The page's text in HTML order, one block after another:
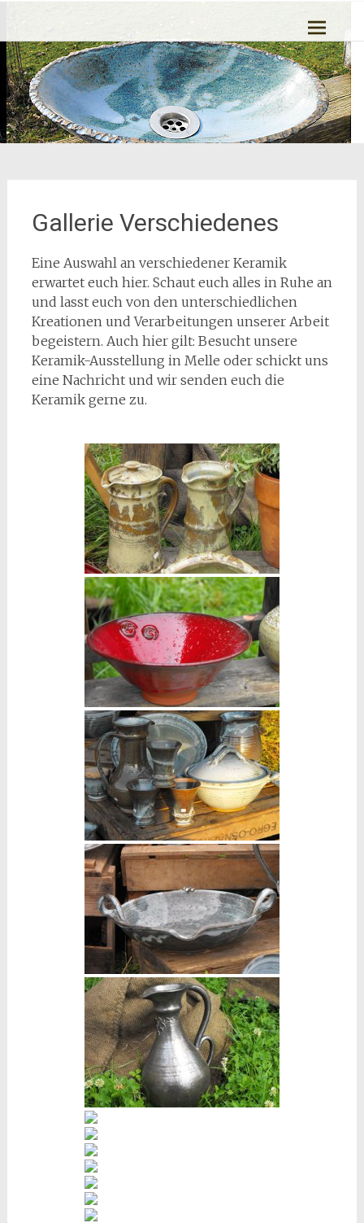
springen
Ton kann Leben
Gallerie Verschiedenes
Eine Auswahl an verschiedener Keramik
erwartet euch hier. Schaut euch alles in Ruhe an
und lasst euch von den unterschiedlichen
Kreationen und Verarbeitungen unserer Arbeit
begeistern. Auch hier gilt: Besucht unsere
Keramik-Ausstellung in Melle oder schickt uns
eine Nachricht und wir senden euch die
Keramik gerne zu.